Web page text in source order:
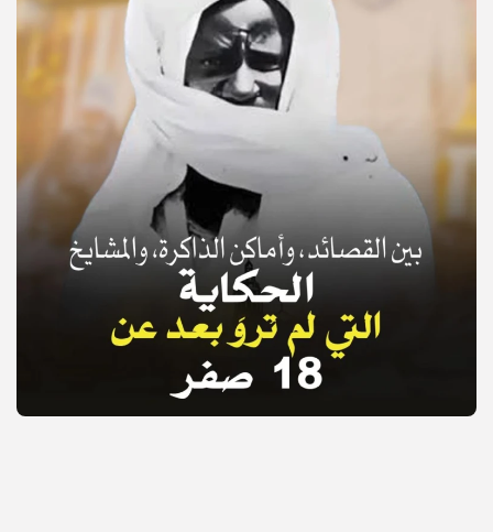
© Copyright 2025, APS